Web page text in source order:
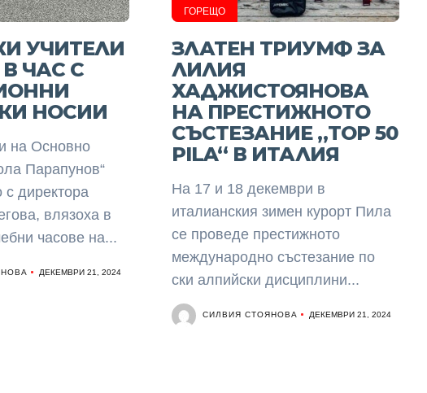
УЧИТЕЛИ
ЧАС С
НОСИИ
на Основно
Парапунов“
с директора
влязоха в
часове на...
ДЕКЕМВРИ 21, 2024
ГОРЕЩО
ЗЛАТЕН ТРИУМФ ЗА
ЛИЛИЯ
ХАДЖИСТОЯНОВА
НА ПРЕСТИЖНОТО
СЪСТЕЗАНИЕ „TOP 50
PILA“ В ИТАЛИЯ
На 17 и 18 декември в
италианския зимен курорт Пила
се проведе престижното
международно състезание по
ски алпийски дисциплини...
СИЛВИЯ СТОЯНОВА ДЕКЕМВРИ 21, 2024